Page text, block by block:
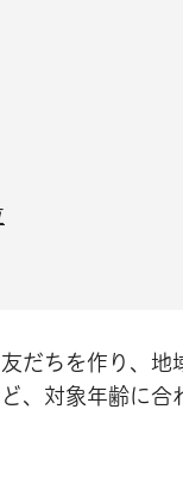
だちを作り、地
、対象年齢に合